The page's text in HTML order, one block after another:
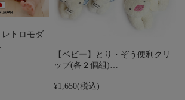
レトロモダ
【ベビー】とり・ぞう便利クリ
ップ(各２個組)…
¥1,650(税込)